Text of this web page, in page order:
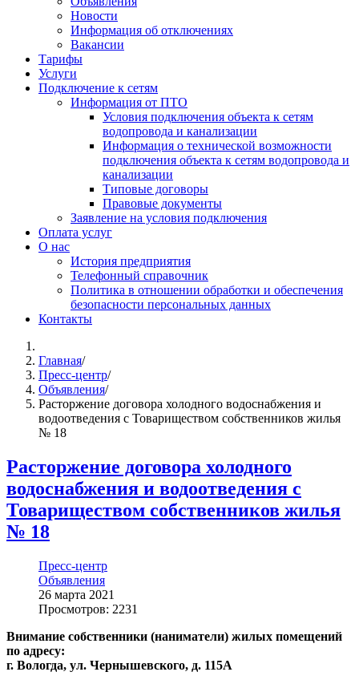
Новости
Информация об отключениях
Вакансии
Тарифы
Услуги
Подключение к сетям
Информация от ПТО
Условия подключения объекта к сетям
водопровода и канализации
Информация о технической возможности
подключения объекта к сетям водопровода и
канализации
Типовые договоры
Правовые документы
Заявление на условия подключения
Оплата услуг
О нас
История предприятия
Телефонный справочник
Политика в отношении обработки и обеспечения
безопасности персональных данных
Контакты
Главная/
Пресс-центр/
Объявления/
Расторжение договора холодного водоснабжения и
водоотведения с Товариществом собственников жилья
№ 18
Расторжение договора холодного
водоснабжения и водоотведения с
Товариществом собственников жилья
№ 18
Пресс-центр
Объявления
26 марта 2021
Просмотров: 2231
Внимание собственники (наниматели) жилых помещений
по адресу:
г. Вологда, ул. Чернышевского, д. 115А